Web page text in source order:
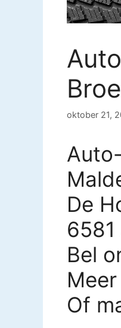
oktober 21,
De
Bel
Of